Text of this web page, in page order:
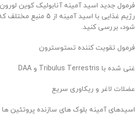
فرمول جدید اسید آمینه آنابولیک کوین
رژیم غذایی با اسید
شود، بررسی کنید.
فرمول تقویت کننده تستوسترون
غنی شده با Tribulus Terrestris و DAA
عضلات لاغر و ریکاوری سریع
اسیدهای آمینه بلوک های سازنده پروتئین